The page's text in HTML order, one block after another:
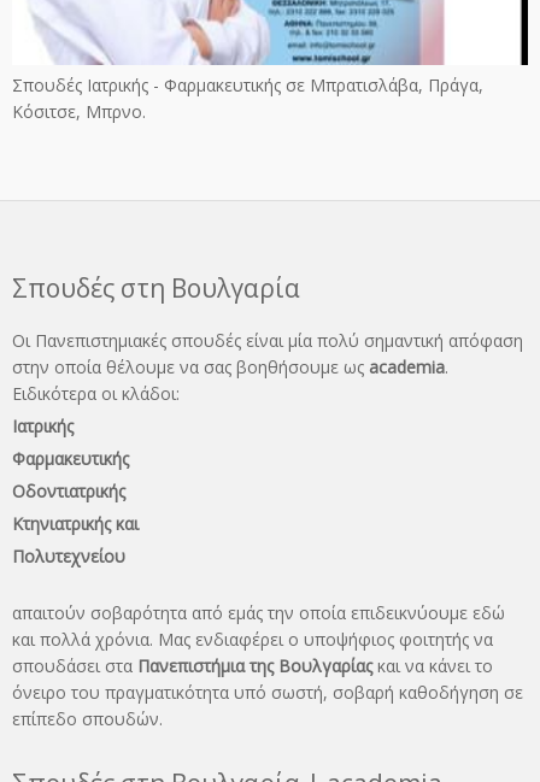
Σπουδές Ιατρικής - Φαρμακευτικής σε Μπρατισλάβα, Πράγα,
Κόσιτσε, Μπρνο.
Σπουδές στη Βουλγαρία
Οι Πανεπιστημιακές σπουδές είναι μία πολύ σημαντική απόφαση
στην οποία θέλουμε να σας βοηθήσουμε ως academia.
Ειδικότερα οι κλάδοι:
Ιατρικής
Φαρμακευτικής
Οδοντιατρικής
Κτηνιατρικής και
Πολυτεχνείου
απαιτούν σοβαρότητα από εμάς την οποία επιδεικνύουμε εδώ
και πολλά χρόνια. Μας ενδιαφέρει ο υποψήφιος φοιτητής να
σπουδάσει στα Πανεπιστήμια της Βουλγαρίαςκαι να κάνει το
όνειρo του πραγματικότητα υπό σωστή, σοβαρή καθοδήγηση σε
επίπεδο σπουδών.